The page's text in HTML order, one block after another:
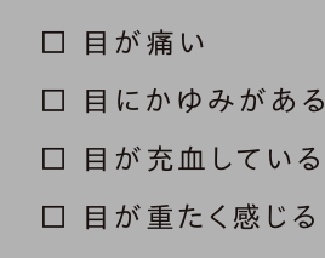
□ 目が痛い
□ 目にかゆみがある
□ 目が充血している
□ 目が重たく感じる